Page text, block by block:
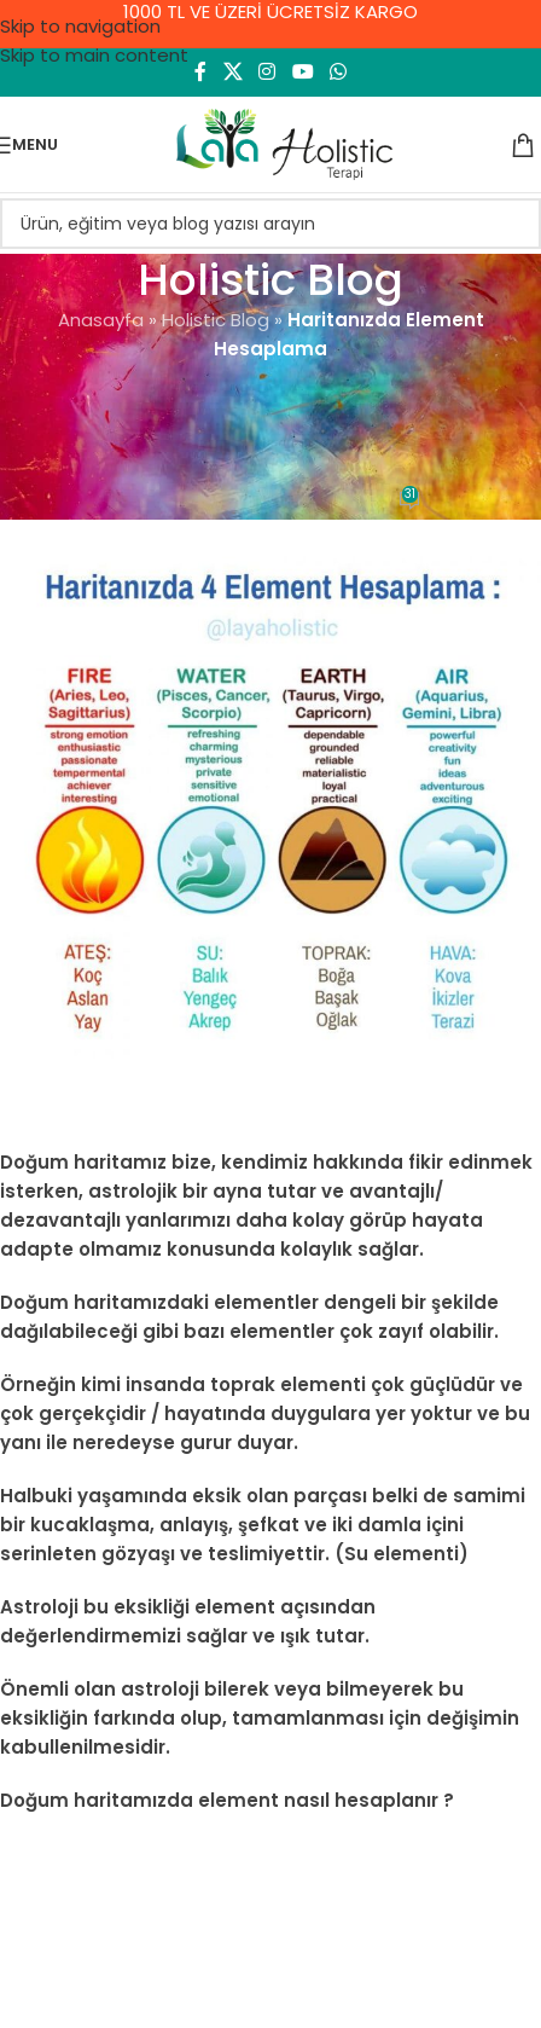
Skip to navigation
Skip to main content
1000 TL VE ÜZERİ ÜCRETSİZ KARGO
MENU
Holistic Blog
Anasayfa»Holistic Blog»Haritanızda Element
Hesaplama
GENEL
Haritanızda Element
Hesaplama
Demet YıldırımOn 8 Eylül 2021 31
Doğum haritamız bize, kendimiz hakkında fikir edinmek
isterken, astrolojik bir ayna tutar ve avantajlı/
dezavantajlı yanlarımızı daha kolay görüp hayata
adapte olmamız konusunda kolaylık sağlar.
Doğum haritamızdaki elementler dengeli bir şekilde
dağılabileceği gibi bazı elementler çok zayıf olabilir.
Örneğin kimi insanda toprak elementi çok güçlüdür ve
çok gerçekçidir / hayatında duygulara yer yoktur ve bu
yanı ile neredeyse gurur duyar.
Halbuki yaşamında eksik olan parçası belki de samimi
bir kucaklaşma, anlayış, şefkat ve iki damla içini
serinleten gözyaşı ve teslimiyettir. (Su elementi)
Astroloji bu eksikliği element açısından
değerlendirmemizi sağlar ve ışık tutar.
Önemli olan astroloji bilerek veya bilmeyerek bu
eksikliğin farkında olup, tamamlanması için değişimin
kabullenilmesidir.
Doğum haritamızda element nasıl hesaplanır ?